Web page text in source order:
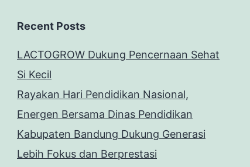
Recent Posts
LACTOGROW Dukung Pencernaan Sehat
Si Kecil
Rayakan Hari Pendidikan Nasional,
Energen Bersama Dinas Pendidikan
Kabupaten Bandung Dukung Generasi
Lebih Fokus dan Berprestasi